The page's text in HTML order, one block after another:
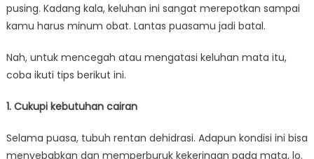
pusing. Kadang kala, keluhan ini sangat merepotkan sampai
kamu harus minum obat. Lantas puasamu jadi batal.
Nah, untuk mencegah atau mengatasi keluhan mata itu,
coba ikuti tips berikut ini.
1. Cukupi kebutuhan cairan
Selama puasa, tubuh rentan dehidrasi. Adapun kondisi ini bisa
menyebabkan dan memperburuk kekeringan pada mata, lo.